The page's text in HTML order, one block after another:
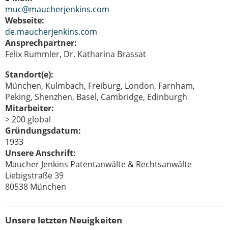
muc@maucherjenkins.com
Webseite:
de.maucherjenkins.com
Ansprechpartner:
Felix Rummler, Dr. Katharina Brassat
Standort(e):
München, Kulmbach, Freiburg, London, Farnham,
Peking, Shenzhen, Basel, Cambridge, Edinburgh
Mitarbeiter:
> 200 global
Gründungsdatum:
1933
Unsere Anschrift:
Maucher Jenkins Patentanwälte & Rechtsanwälte
Liebigstraße 39
80538 München
Unsere letzten Neuigkeiten